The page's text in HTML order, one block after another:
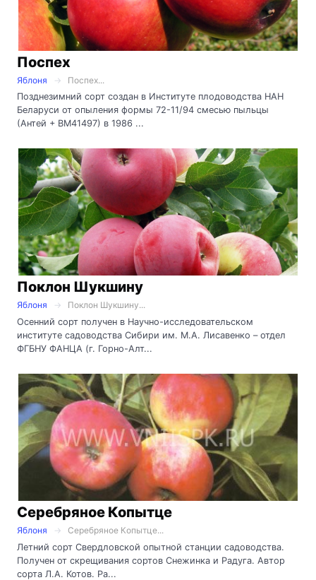
Поспех
Яблоня
Поспех...
Позднезимний сорт создан в Институте плодоводства НАН
Беларуси от опыления формы 72-11/94 смесью пыльцы
(Антей + ВМ41497) в 1986 ...
Поклон Шукшину
Яблоня
Поклон Шукшину...
Осенний сорт получен в Научно-исследовательском
институте садоводства Сибири им. М.А. Лисавенко – отдел
ФГБНУ ФАНЦА (г. Горно-Алт...
Серебряное Копытце
Яблоня
Серебряное Копытце...
Летний сорт Свердловской опытной станции садоводства.
Получен от скрещивания сортов Снежинка и Радуга. Автор
сорта Л.А. Котов. Ра...